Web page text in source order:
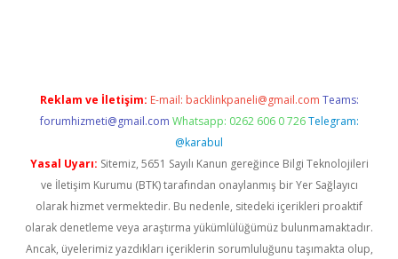
Reklam ve İletişim: E-mail: backlinkpaneli@gmail.com Teams:
forumhizmeti@gmail.com Whatsapp: 0262 606 0 726 Telegram:
@karabul
Yasal Uyarı: Sitemiz, 5651 Sayılı Kanun gereğince Bilgi Teknolojileri
ve İletişim Kurumu (BTK) tarafından onaylanmış bir Yer Sağlayıcı
olarak hizmet vermektedir. Bu nedenle, sitedeki içerikleri proaktif
olarak denetleme veya araştırma yükümlülüğümüz bulunmamaktadır.
Ancak, üyelerimiz yazdıkları içeriklerin sorumluluğunu taşımakta olup,